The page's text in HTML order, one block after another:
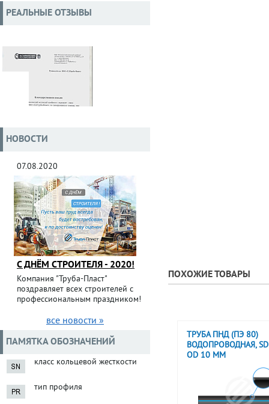
ПОХОЖИЕ ТОВАРЫ
ТРУБА ПНД (ПЭ 80)
ВОДОПРОВОДНАЯ,
OD 10 ММ
РЕАЛЬНЫЕ ОТЗЫВЫ
НОВОСТИ
07.08.2020
С ДНЁМ СТРОИТЕЛЯ - 2020!
Компания "Труба-Пласт"
поздравляет всех строителей с
профессиональным праздником!
все новости »
ПАМЯТКА ОБОЗНАЧЕНИЙ
класс кольцевой жесткости
тип профиля